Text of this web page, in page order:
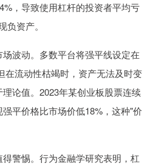
，导致使用杠杆的投资者平均亏
资产。
波动。多数平台将强平线设定在
在流动性枯竭时，资产无法及时变
论值。2023年某创业板股票连续
平价格比市场价低18%，这种"价
警惕。行为金融学研究表明，杠